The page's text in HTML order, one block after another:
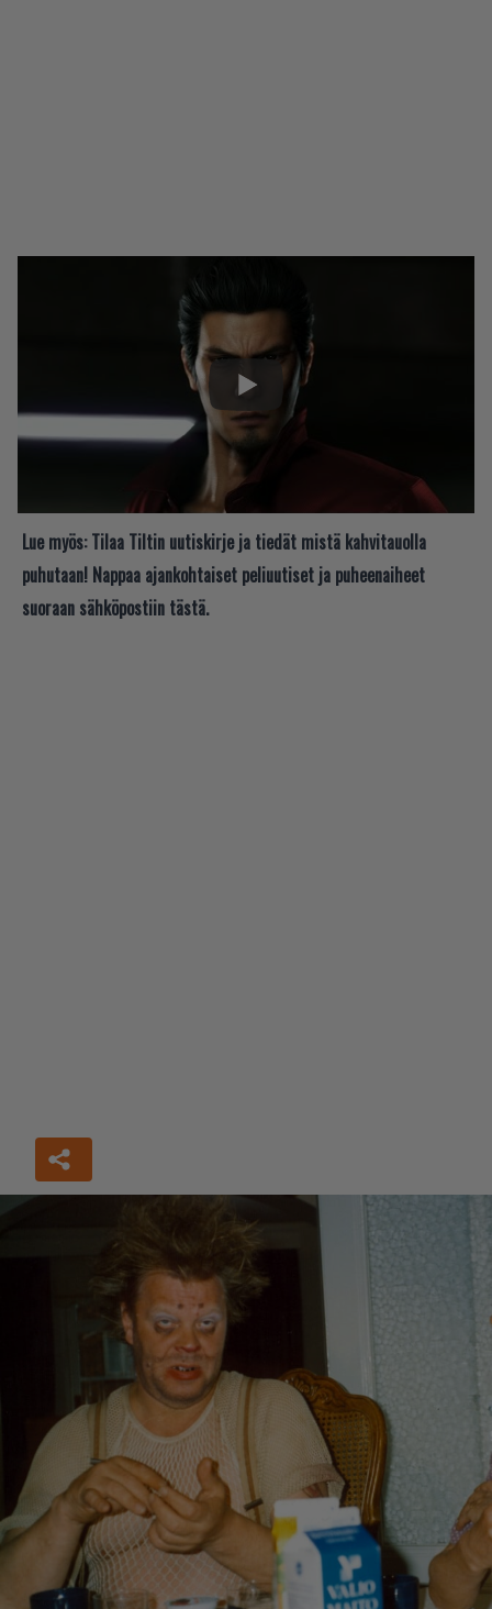
Lue myös: Tilaa Tiltin uutiskirje ja tiedät mistä kahvitauolla
puhutaan! Nappaa ajankohtaiset peliuutiset ja puheenaiheet
suoraan sähköpostiin tästä.